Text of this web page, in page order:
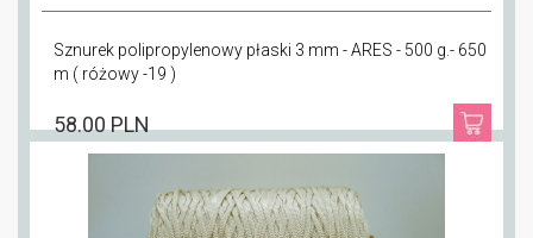
Sznurek polipropylenowy płaski 3 mm - ARES - 500 g.- 650
m ( różowy -19 )
58.00 PLN